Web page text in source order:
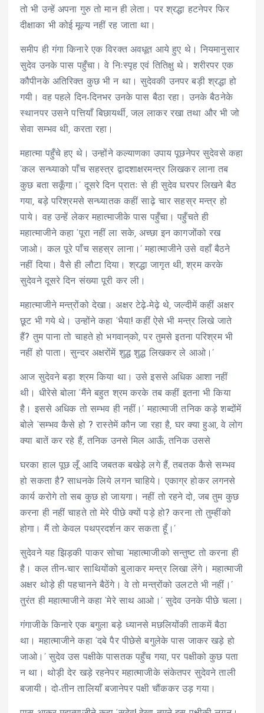
तो भी उन्हें अपना गुरु तो मान ही लेता। पर श्रद्धा हटनेपर फिर
दीक्षाका भी कोई मूल्य नहीं रह जाता था।
समीप ही गंगा किनारे एक विरक्त अवधूत आये हुए थे। नियमानुसार
सुदेव उनके पास पहुँचा। वे निःस्पृह एवं तितिक्षु थे। शरीरपर एक
कौपीनके अतिरिक्त कुछ भी न था। सुदेवकी उनपर बड़ी श्रद्धा हो
गयी। वह पहले दिन-दिनभर उनके पास बैठा रहा। उनके बैठनेके
स्थानपर उसने पत्तियाँ बिछायर्थी, जल लाकर रखा तथा और भी जो
सेवा सम्भव थी, करता रहा।
महात्मा पहुँचे हए थे। उन्होंने कल्याणका उपाय पूछनेपर सुदेवसे कहा
‘कल सन्ध्याको पाँच सहस्त्र द्वादशाक्षरमन्त्र लिखकर लाना तब
कुछ बता सकूँगा।’ दूसरे दिन प्रातः से ही सुदेव घरपर लिखने बैठ
गया, बड़े परिश्रमसे सन्ध्यातक कहीं साढ़े चार सहस्र मन्त्र हो
पाये। वह उन्हें लेकर महात्माजीके पास पहुँचा। पहुँचते ही
महात्माजीने कहा ‘पूरा नहीं ला सके, अच्छा इन कागजोंको रख
जाओ। कल पूरे पाँच सहस्र लाना।’ महात्माजीने उसे वहाँ बैठने
नहीं दिया। वैसे ही लौटा दिया। श्रद्धा जागृत थी, श्रम करके
सुदेवने दूसरे दिन संख्या पूरी कर ली।
महात्माजीने मन्त्रोंको देखा। अक्षर टेढ़े-मेढ़े थे, जल्दीमें कहीं अक्षर
छूट भी गये थे। उन्होंने कहा ‘भैया! कहीं ऐसे भी मन्त्र लिखे जाते
हैं? तुम पाना तो चाहते हो भगवान्‌को, पर तुमसे इतना परिश्रम भी
नहीं हो पाता। सुन्दर अक्षरोंमें शुद्ध शुद्ध लिखकर ले आओ।’
आज सुदेवने बड़ा श्रम किया था। उसे इससे अधिक आशा नहीं
थी। धीरेसे बोला ‘मैंने बहुत श्रम करके तब कहीं इतना भी किया
है। इससे अधिक तो सम्भव ही नहीं।’ महात्माजी तनिक कड़े शब्दोंमें
बोले ‘सम्भव कैसे हो ? रास्तेमें कौन जा रहा है, घर क्या हुआ, वे लोग
क्या बातें कर रहे हैं, तनिक उनसे मिल आऊँ, तनिक उससे
घरका हाल पूछ लूँ आदि जबतक बखेड़े लगे हैं, तबतक कैसे सम्भव
हो सकता है? साधनके लिये लगन चाहिये। एकाग्र होकर लगनसे
कार्य करोगे तो सब कुछ हो जायगा। नहीं तो रहने दो, जब तुम कुछ
करना ही नहीं चाहते तो मेरे पीछे क्यों पड़े हो? करना तो तुम्हींको
होगा। मैं तो केवल पथप्रदर्शन कर सकता हूँ।’
सुदेवने यह झिड़की पाकर सोचा ‘महात्माजीको सन्तुष्ट तो करना ही
है। कल तीन-चार साथियोंको बुलाकर मन्त्र लिखा लेंगे। महात्माजी
अक्षर थोड़े ही पहचानने बैठेंगे। वे तो मन्त्रोंको उलटते भी नहीं।’
तुरंत ही महात्माजीने कहा ‘मेरे साथ आओ।’ सुदेव उनके पीछे चला।
गंगाजीके किनारे एक बगुला बड़े ध्यानसे मछलियोंकी ताकमें बैठा
था। महात्माजीने कहा ‘दबे पैर पीछेसे बगुलेके पास जाकर खड़े हो
जाओ।’ सुदेव उस पक्षीके पासतक पहुँच गया, पर पक्षीको कुछ पता
न था। थोड़ी देर खड़े रहनेपर महात्माजीके संकेतपर सुदेवने ताली
बजायी। दो-तीन तालियाँ बजानेपर पक्षी चौंककर उड़ गया।